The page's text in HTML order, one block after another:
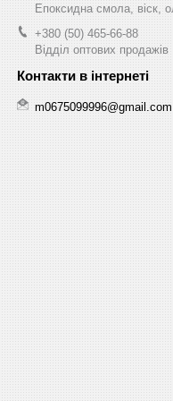
Епоксидна смола, віск,
+380 (50) 465-66-88
Відділ оптових продажів
m0675099996@gmail.com